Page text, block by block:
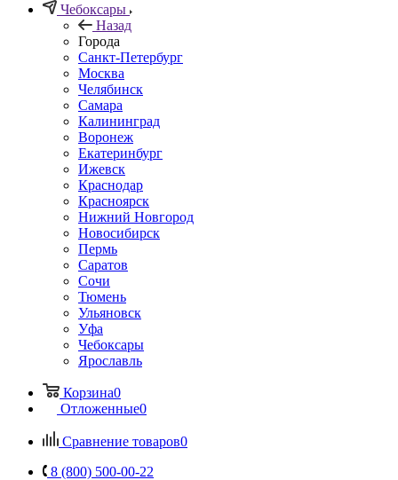
Чебоксары
Назад
Города
Санкт-Петербург
Москва
Челябинск
Самара
Калининград
Воронеж
Екатеринбург
Ижевск
Краснодар
Красноярск
Нижний Новгород
Новосибирск
Пермь
Саратов
Сочи
Тюмень
Ульяновск
Уфа
Чебоксары
Ярославль
Корзина0
Отложенные0
Сравнение товаров0
8 (800) 500-00-22